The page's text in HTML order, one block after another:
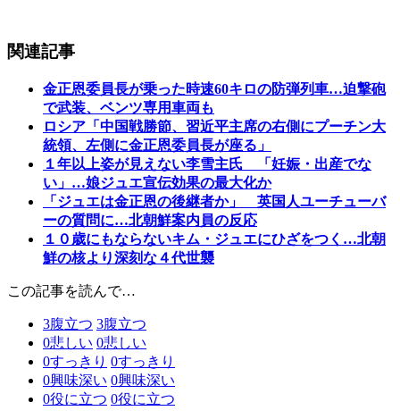
関連記事
金正恩委員長が乗った時速60キロの防弾列車…迫撃砲
で武装、ベンツ専用車両も
ロシア「中国戦勝節、習近平主席の右側にプーチン大
統領、左側に金正恩委員長が座る」
１年以上姿が見えない李雪主氏 「妊娠・出産でな
い」…娘ジュエ宣伝効果の最大化か
「ジュエは金正恩の後継者か」 英国人ユーチューバ
ーの質問に…北朝鮮案内員の反応
１０歳にもならないキム・ジュエにひざをつく…北朝
鮮の核より深刻な４代世襲
この記事を読んで…
3腹立つ 3腹立つ
0悲しい 0悲しい
0すっきり 0すっきり
0興味深い 0興味深い
0役に立つ 0役に立つ